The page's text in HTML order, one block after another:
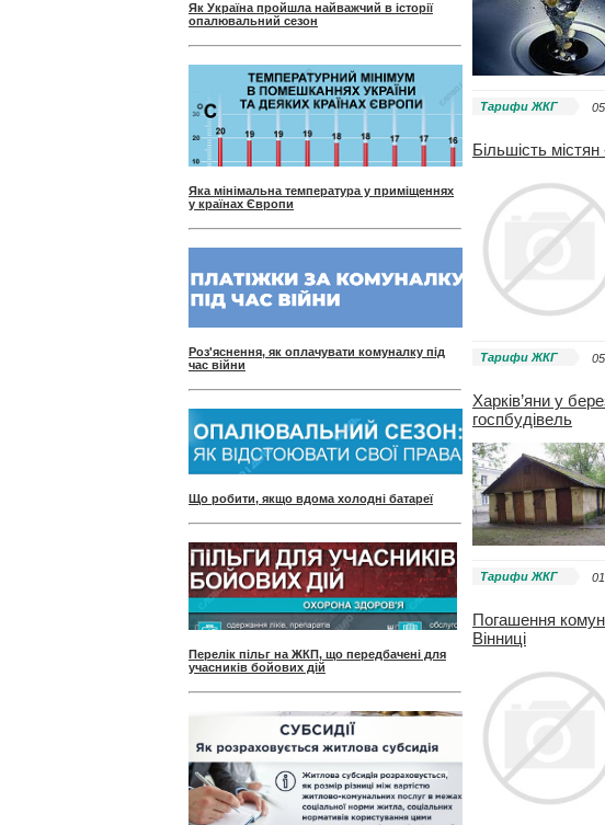
Як Україна пройшла найважчий в історії
опалювальний сезон
Яка мінімальна температура у приміщеннях
у країнах Європи
Роз'яснення, як оплачувати комуналку під
час війни
Що робити, якщо вдома холодні батареї
Перелік пільг на ЖКП, що передбачені для
учасників бойових дій
Тарифи ЖКГ
Більшість
Тарифи ЖКГ
Харків’яни у
госпбудівель
Тарифи ЖКГ
Погашення
Вінниці